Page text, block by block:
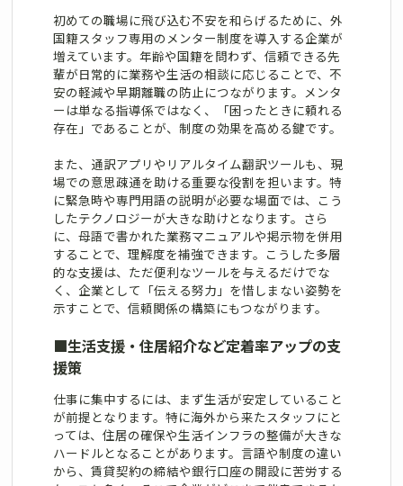
初めての職場に飛び込む不安を和らげるために、外
国籍スタッフ専用のメンター制度を導入する企業が
増えています。年齢や国籍を問わず、信頼できる先
輩が日常的に業務や生活の相談に応じることで、不
安の軽減や早期離職の防止につながります。メンタ
ーは単なる指導係ではなく、「困ったときに頼れる
存在」であることが、制度の効果を高める鍵です。
また、通訳アプリやリアルタイム翻訳ツールも、現
場での意思疎通を助ける重要な役割を担います。特
に緊急時や専門用語の説明が必要な場面では、こう
したテクノロジーが大きな助けとなります。さら
に、母語で書かれた業務マニュアルや掲示物を併用
することで、理解度を補強できます。こうした多層
的な支援は、ただ便利なツールを与えるだけでな
く、企業として「伝える努力」を惜しまない姿勢を
示すことで、信頼関係の構築にもつながります。
■生活支援・住居紹介など定着率アップの支
援策
仕事に集中するには、まず生活が安定していること
が前提となります。特に海外から来たスタッフにと
っては、住居の確保や生活インフラの整備が大きな
ハードルとなることがあります。言語や制度の違い
から、賃貸契約の締結や銀行口座の開設に苦労する